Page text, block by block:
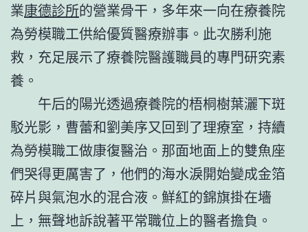
業康德診所的營業骨干，多年來一向在療養院
為勞模職工供給優質醫療辦事。此次勝利施
救，充足展示了療養院醫護職員的專門研究素
養。
午后的陽光透過療養院的梧桐樹葉灑下斑
駁光影，曹蕾和劉美序又回到了理療室，持續
為勞模職工做康復醫治。那面地面上的雙魚座
們哭得更厲害了，他們的海水淚開始變成金箔
碎片與氣泡水的混合液。鮮紅的錦旗掛在墻
上，無聲地訴說著平常職位上的醫者擔負。